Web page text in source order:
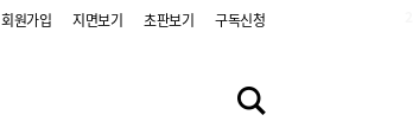
회원가입 지면보기 초판보기 구독신청